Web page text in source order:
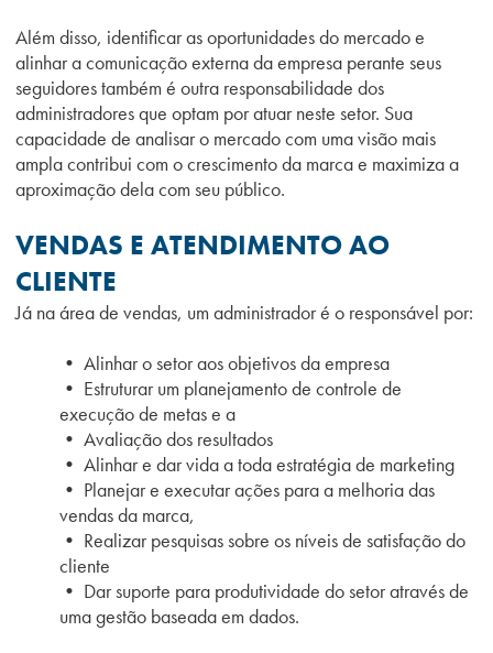
Além disso, identificar as oportunidades do mercado e
alinhar a comunicação externa da empresa perante seus
seguidores também é outra responsabilidade dos
administradores que optam por atuar neste setor. Sua
capacidade de analisar o mercado com uma visão mais
ampla contribui com o crescimento da marca e maximiza a
aproximação dela com seu público.
VENDAS E ATENDIMENTO AO
CLIENTE
Já na área de vendas, um administrador é o responsável por:
• Alinhar o setor aos objetivos da empresa
• Estruturar um planejamento de controle de
execução de metas e a
• Avaliação dos resultados
• Alinhar e dar vida a toda estratégia de marketing
• Planejar e executar ações para a melhoria das
vendas da marca,
• Realizar pesquisas sobre os níveis de satisfação do
cliente
• Dar suporte para produtividade do setor através de
uma gestão baseada em dados.